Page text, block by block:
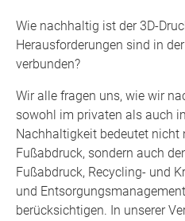
Wie nachhaltig ist der 3D-
Herausforderungen sind in
verbunden?
Wir alle fragen uns, wie wir
sowohl im privaten als auch
Nachhaltigkeit bedeutet nicht
Fußabdruck, sondern auch
Fußabdruck, Recycling- und
und
berücksichtigen. In unserer